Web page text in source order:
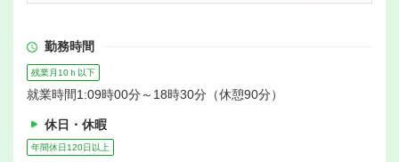
勤務時間
残業月10ｈ以下
就業時間1:09時00分～18時30分（休憩90分）
休日・休暇
年間休日120日以上